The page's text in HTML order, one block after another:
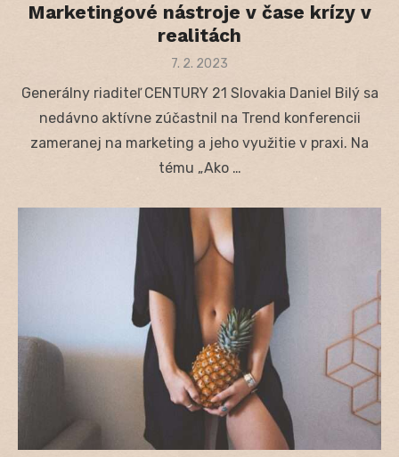
Marketingové nástroje v čase krízy v
realitách
Posted
7. 2. 2023
Generálny riaditeľ CENTURY 21 Slovakia Daniel Bilý sa
nedávno aktívne zúčastnil na Trend konferencii
zameranej na marketing a jeho využitie v praxi. Na
tému „Ako …